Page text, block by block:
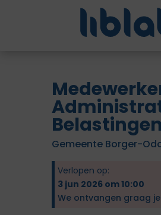
Belastingen
Gemeente Borger-
Verlopen op:
3 jun 2026 om 10:00
We ontvangen graag